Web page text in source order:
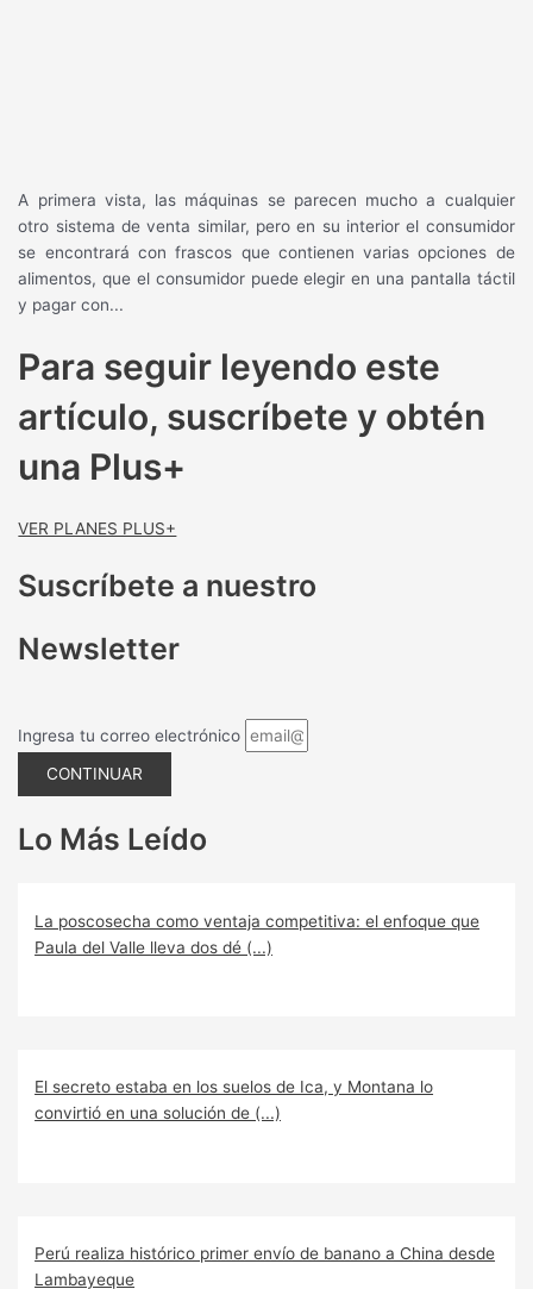
A primera vista, las máquinas se parecen mucho a cualquier
otro sistema de venta similar, pero en su interior el consumidor
se encontrará con frascos que contienen varias opciones de
alimentos, que el consumidor puede elegir en una pantalla táctil
y pagar con...
Para seguir leyendo este
artículo, suscríbete y obtén
una Plus+
VER PLANES PLUS+
Suscríbete a nuestro
Newsletter
Ingresa tu correo electrónico
CONTINUAR
Lo Más Leído
La poscosecha como ventaja competitiva: el enfoque que
Paula del Valle lleva dos dé (...)
El secreto estaba en los suelos de Ica, y Montana lo
convirtió en una solución de (...)
Perú realiza histórico primer envío de banano a China desde
Lambayeque